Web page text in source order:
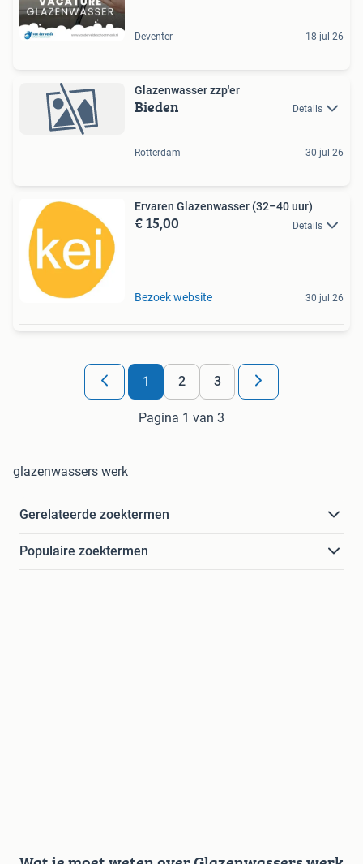
Deventer 18 jul 26
Glazenwasser zzp'er
Bieden Details
Rotterdam 30 jul 26
Ervaren Glazenwasser (32–40 uur)
€ 15,00 Details
Bezoek website 30 jul 26
1 2 3
Pagina 1 van 3
glazenwassers werk
Gerelateerde zoektermen
Populaire zoektermen